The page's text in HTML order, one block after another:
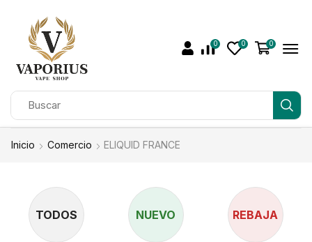
0 0 0
Inicio Comercio ELIQUID FRANCE
TODOS NUEVO REBAJA